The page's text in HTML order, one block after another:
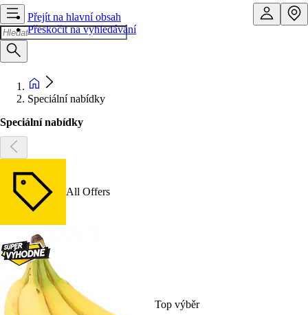
Přejít na hlavní obsah
Přeskočit na vyhledávání
Speciální nabídky
Speciální nabídky
All Offers
Top výběr